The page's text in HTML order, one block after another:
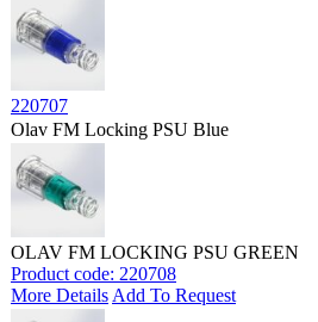
220707
Olav FM Locking PSU Blue
OLAV FM LOCKING PSU GREEN
Product code: 220708
More Details Add To Request